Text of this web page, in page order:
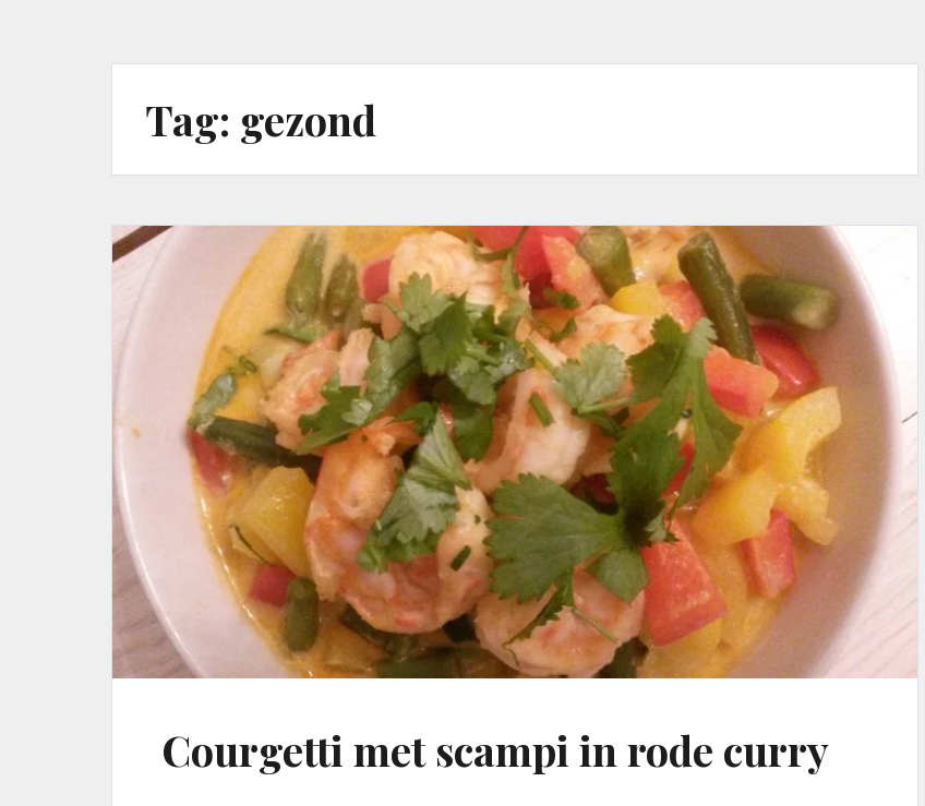
Tag: gezond
Courgetti met scampi in rode curry